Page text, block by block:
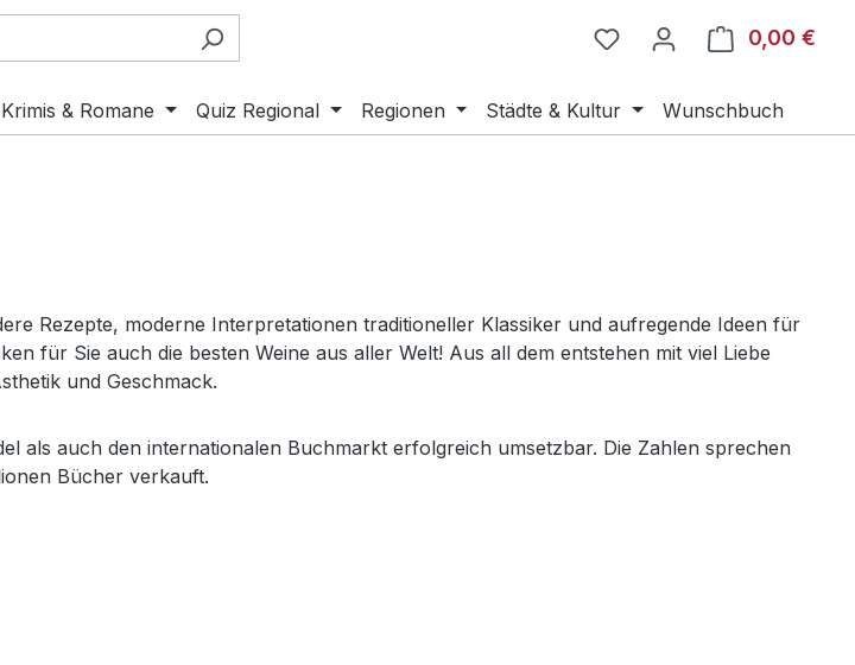
0,00 €
Krimis & Romane Quiz Regional Regionen Städte & Kultur Wunschbuch
Rezepte, moderne Interpretationen traditioneller Klassiker und aufregende Ideen für
für Sie auch die besten Weine aus aller Welt! Aus all dem entstehen mit viel Liebe
und Geschmack.
als auch den internationalen Buchmarkt erfolgreich umsetzbar. Die Zahlen sprechen
Bücher verkauft.